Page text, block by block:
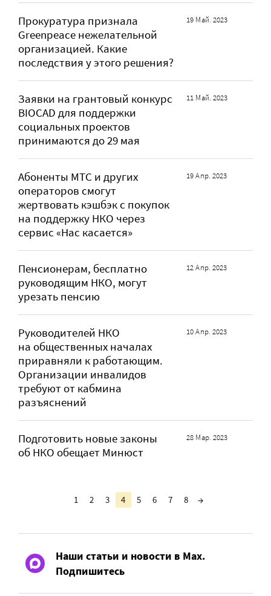
Прокуратура признала
Greenpeace нежелательной
организацией. Какие
последствия у этого решения?
19 Май. 2023
Заявки на грантовый конкурс
BIOCAD для поддержки
социальных проектов
принимаются до 29 мая
11 Май. 2023
Абоненты МТС и других
операторов смогут
жертвовать кэшбэк с покупок
на поддержку НКО через
сервис «Нас касается»
19 Апр. 2023
Пенсионерам, бесплатно
руководящим НКО, могут
урезать пенсию
12 Апр. 2023
Руководителей НКО
на общественных началах
приравняли к работающим.
Организации инвалидов
требуют от кабмина
разъяснений
10 Апр. 2023
Подготовить новые законы
об НКО обещает Минюст
28 Мар. 2023
1 2 3 4 5 6 7 8 →
Наши статьи и новости в Max.
Подпишитесь